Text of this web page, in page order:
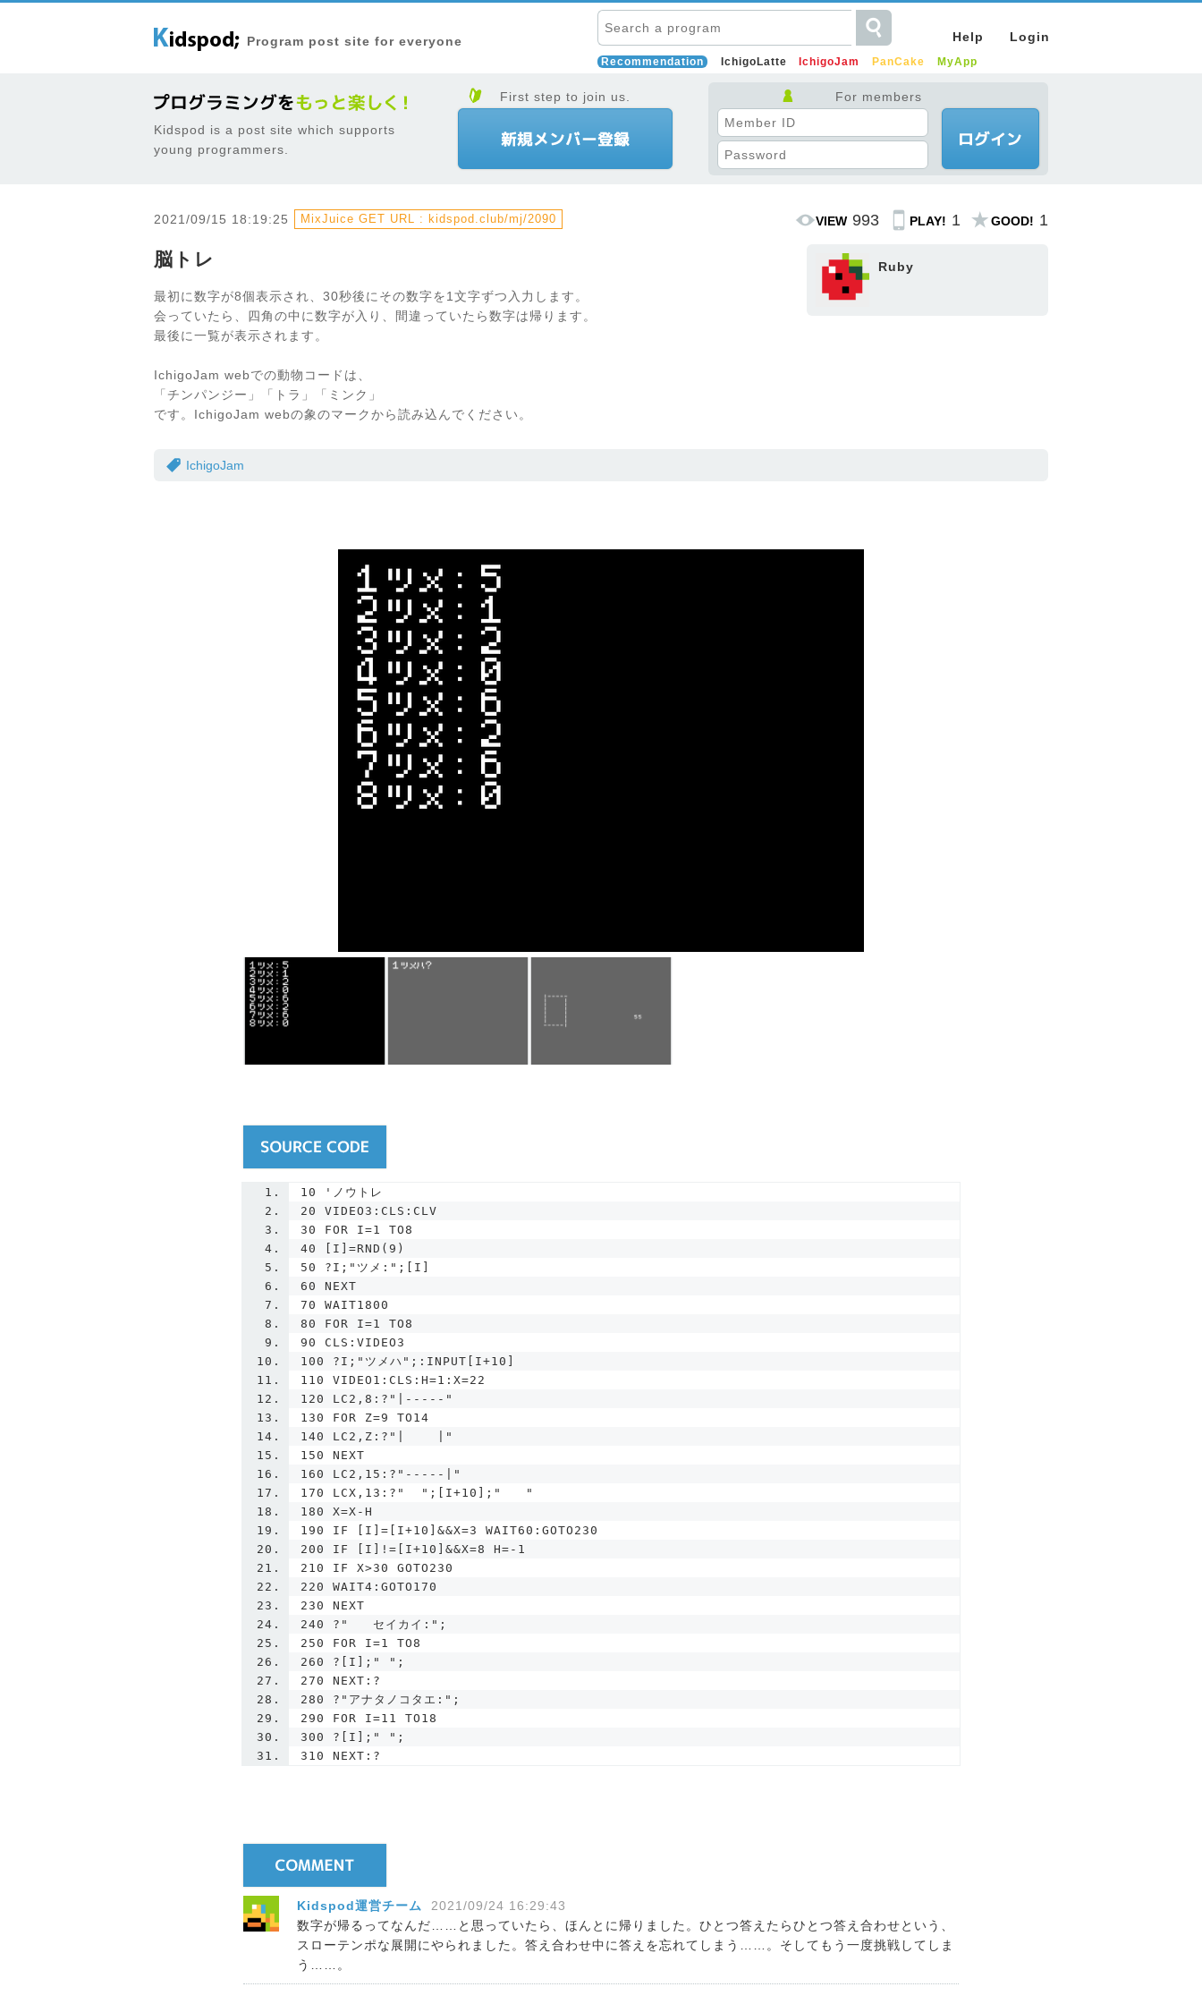
Program post site for everyone Help Login
Recommendation IchigoLatte IchigoJam PanCake MyApp
Kidspod is a post site which supports
young programmers.
First step to join us. For members
2021/09/15 18:19:25 MixJuice GET URL : kidspod.club/mj/2090 GOOD! 1
PLAY! 1
VIEW 993
Ruby
脳トレ
最初に数字が8個表示され、30秒後にその数字を1文字ずつ入力します。
会っていたら、四角の中に数字が入り、間違っていたら数字は帰ります。
最後に一覧が表示されます。
IchigoJam webでの動物コードは、
「チンパンジー」「トラ」「ミンク」
です。IchigoJam webの象のマークから読み込んでください。
IchigoJam
10
'ノウトレ
20 VIDEO3:CLS:CLV
30 FOR I=1 TO8
40 [I]=RND(9)
50 ?I;"ツメ:";[I]
60 NEXT
70 WAIT1800
80 FOR I=1 TO8
90 CLS:VIDEO3
100 ?I;"ツメハ";:INPUT[I+10]
110 VIDEO1:CLS:H=1:X=22
120 LC2,8:?"|-----"
130 FOR Z=9 TO14
140 LC2,Z:?"|    |"
150 NEXT
160 LC2,15:?"-----|"
170 LCX,13:?"  ";[I+10];"   "
180 X=X-H
190 IF [I]=[I+10]&&X=3 WAIT60:GOTO230
200 IF [I]!=[I+10]&&X=8 H=-1
210 IF X>30 GOTO230
220 WAIT4:GOTO170
230 NEXT
240 ?"   セイカイ:";
250 FOR I=1 TO8
260 ?[I];" ";
270 NEXT:?
280 ?"アナタノコタエ:";
290 FOR I=11 TO18
300 ?[I];" ";
310 NEXT:?
Kidspod運営チーム
2021/09/24 16:29:43
数字が帰るってなんだ……と思っていたら、ほんとに帰りました。ひとつ答えたらひとつ答え合わせという、
スローテンポな展開にやられました。答え合わせ中に答えを忘れてしまう……。そしてもう一度挑戦してしま
う……。